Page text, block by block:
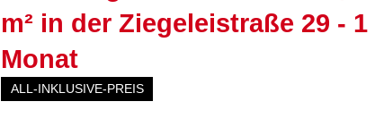
m² in der Ziegeleistraße 29 - 1
Monat
ALL-INKLUSIVE-PREIS